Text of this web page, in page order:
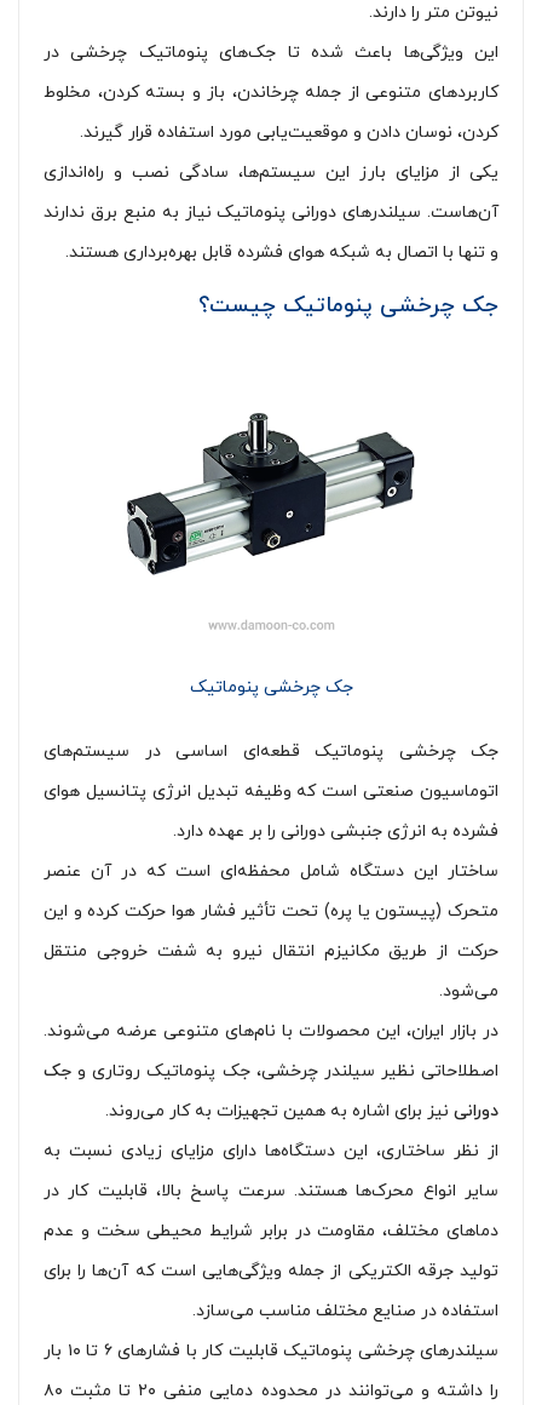
نیوتن متر را دارند.
این ویژگی‌ها باعث شده تا جک‌های پنوماتیک چرخشی در
کاربردهای متنوعی از جمله چرخاندن، باز و بسته کردن، مخلوط
کردن، نوسان دادن و موقعیت‌یابی مورد استفاده قرار گیرند.
یکی از مزایای بارز این سیستم‌ها، سادگی نصب و راه‌اندازی
آن‌هاست. سیلندرهای دورانی پنوماتیک نیاز به منبع برق ندارند
و تنها با اتصال به شبکه هوای فشرده قابل بهره‌برداری هستند.
جک چرخشی پنوماتیک چیست؟
جک چرخشی پنوماتیک
جک چرخشی پنوماتیک قطعه‌ای اساسی در سیستم‌های
اتوماسیون صنعتی است که وظیفه تبدیل انرژی پتانسیل هوای
فشرده به انرژی جنبشی دورانی را بر عهده دارد.
ساختار این دستگاه شامل محفظه‌ای است که در آن عنصر
متحرک (پیستون یا پره) تحت تأثیر فشار هوا حرکت کرده و این
حرکت از طریق مکانیزم انتقال نیرو به شفت خروجی منتقل
می‌شود.
در بازار ایران، این محصولات با نام‌های متنوعی عرضه می‌شوند.
اصطلاحاتی نظیر سیلندر چرخشی، جک پنوماتیک روتاری و جک
دورانی نیز برای اشاره به همین تجهیزات به کار می‌روند.
از نظر ساختاری، این دستگاه‌ها دارای مزایای زیادی نسبت به
سایر انواع محرک‌ها هستند. سرعت پاسخ بالا، قابلیت کار در
دماهای مختلف، مقاومت در برابر شرایط محیطی سخت و عدم
تولید جرقه الکتریکی از جمله ویژگی‌هایی است که آن‌ها را برای
استفاده در صنایع مختلف مناسب می‌سازد.
سیلندرهای چرخشی پنوماتیک قابلیت کار با فشارهای ۶ تا ۱۰ بار
را داشته و می‌توانند در محدوده دمایی منفی ۲۰ تا مثبت ۸۰